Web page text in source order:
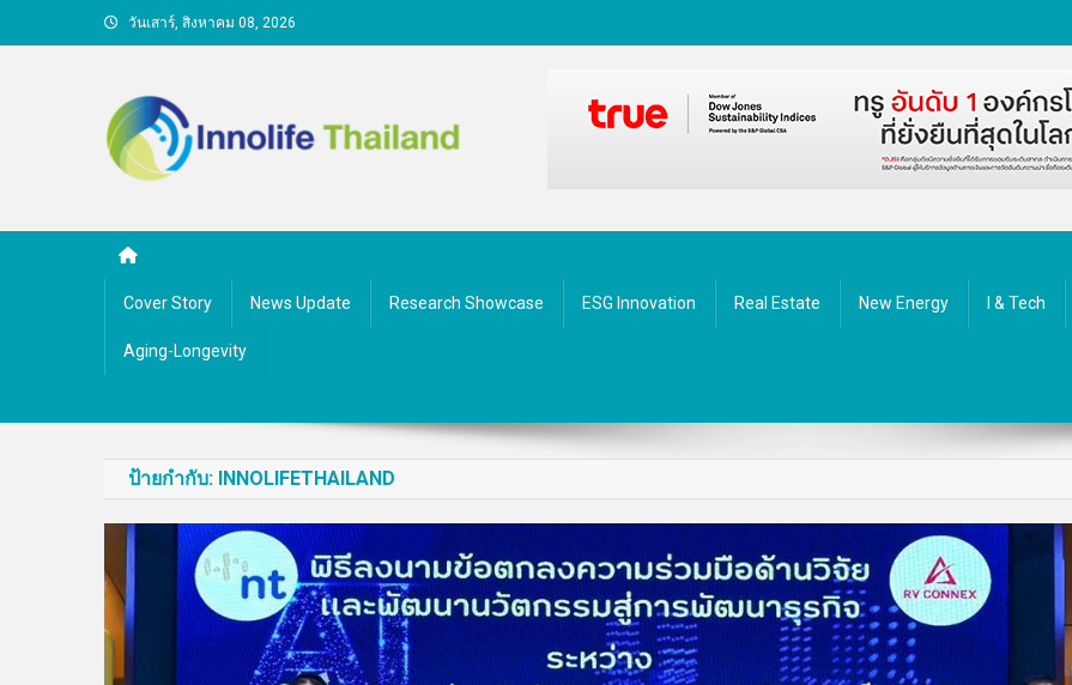
to
วันเสาร์, สิงหาคม 08, 2026
Cover Story News Update Research Showcase ESG Innovation Real Estate New Energy I & Tech
Aging-Longevity
ป้ายกำกับ: INNOLIFETHAILAND